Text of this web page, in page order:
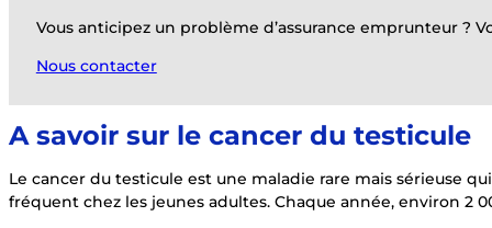
Vous anticipez un problème d’assurance emprunteur ?
Nous contacter
A savoir sur le cancer du testicule
Le cancer du testicule est une maladie rare mais sérieuse
fréquent chez les jeunes adultes. Chaque année, environ 2